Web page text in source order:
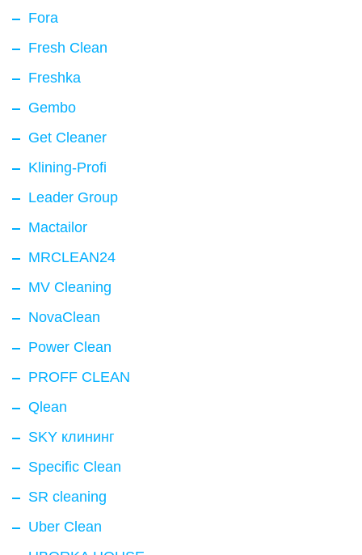
Fora
Fresh Clean
Freshka
Gembo
Get Cleaner
Klining-Profi
Leader Group
Mactailor
MRCLEAN24
MV Cleaning
NovaClean
Power Clean
PROFF CLEAN
Qlean
SKY клининг
Specific Clean
SR cleaning
Uber Clean